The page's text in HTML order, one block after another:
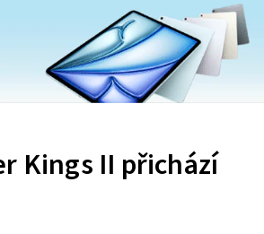
Kings II přichází